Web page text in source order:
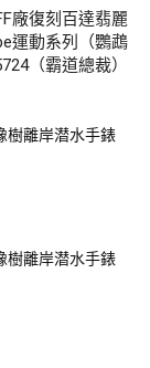
廠復刻百達翡麗
運動系列（鸚鵡
（霸道總裁）
樹離岸潜水手錶
樹離岸潜水手錶